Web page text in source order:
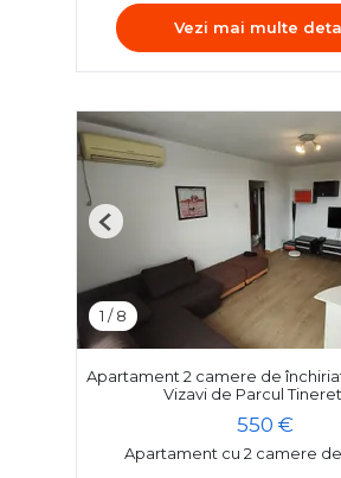
Vezi mai multe
1 /8
Previous
Apartament 2 camere de
Vizavi de Parcul
550 €
Apartament cu 2 camere